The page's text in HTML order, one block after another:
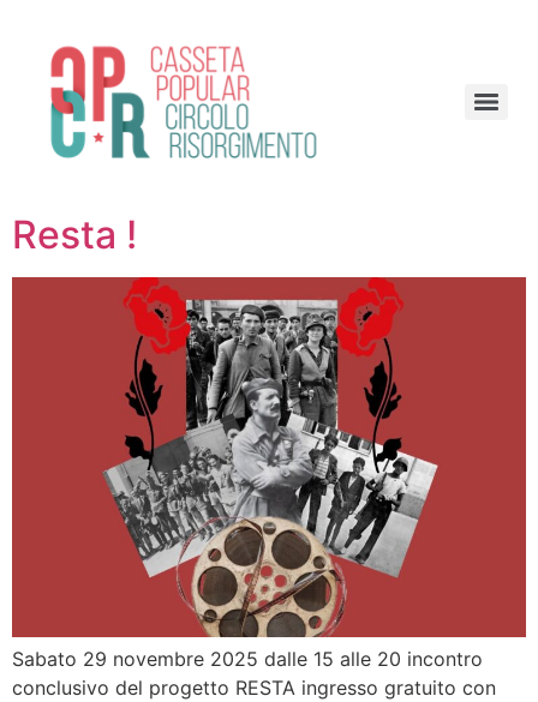
Resta !
Sabato 29 novembre 2025 dalle 15 alle 20 incontro
conclusivo del progetto RESTA ingresso gratuito con